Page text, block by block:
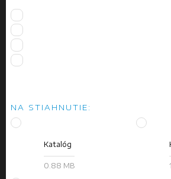
NA STIAHNUTIE:
Katalóg
0.88 MB